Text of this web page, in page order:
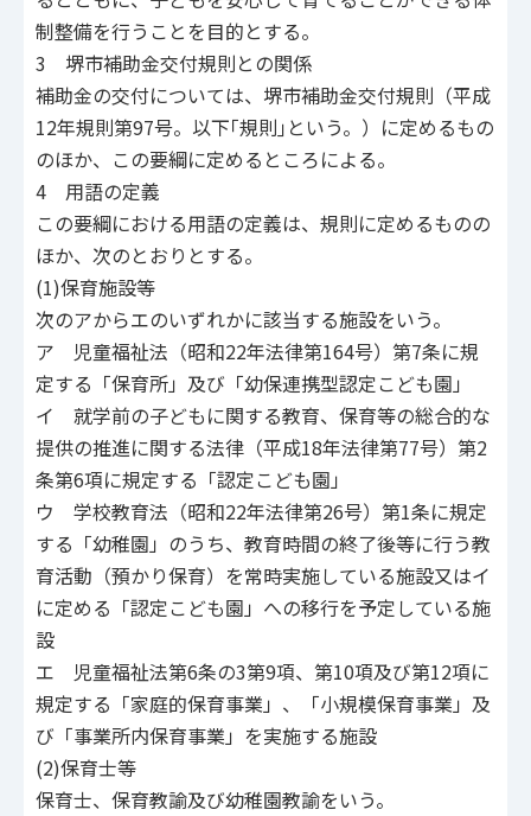
制整備を行うことを目的とする。
3 堺市補助金交付規則との関係
補助金の交付については、堺市補助金交付規則（平成
12年規則第97号。以下｢規則｣という。）に定めるもの
のほか、この要綱に定めるところによる。
4 用語の定義
この要綱における用語の定義は、規則に定めるものの
ほか、次のとおりとする。
(1)保育施設等
次のアからエのいずれかに該当する施設をいう。
ア 児童福祉法（昭和22年法律第164号）第7条に規
定する「保育所」及び「幼保連携型認定こども園」
イ 就学前の子どもに関する教育、保育等の総合的な
提供の推進に関する法律（平成18年法律第77号）第2
条第6項に規定する「認定こども園」
ウ 学校教育法（昭和22年法律第26号）第1条に規定
する「幼稚園」のうち、教育時間の終了後等に行う教
育活動（預かり保育）を常時実施している施設又はイ
に定める「認定こども園」への移行を予定している施
設
エ 児童福祉法第6条の3第9項、第10項及び第12項に
規定する「家庭的保育事業」、「小規模保育事業」及
び「事業所内保育事業」を実施する施設
(2)保育士等
保育士、保育教諭及び幼稚園教諭をいう。